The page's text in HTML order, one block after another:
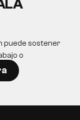
puede sostener
o